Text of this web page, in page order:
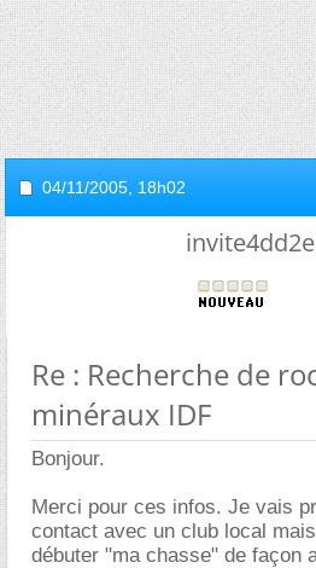
04/11/2005, 18h02
Re : Recherche de
minéraux IDF
Bonjour.
Merci pour ces infos. Je vais
contact avec un club local
débuter "ma chasse" de façon